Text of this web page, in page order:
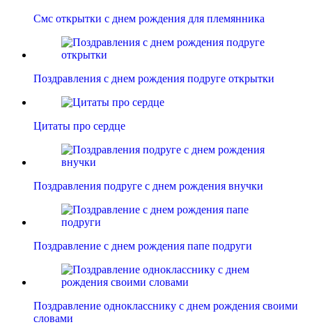
Смс открытки с днем рождения для племянника
Поздравления с днем рождения подруге открытки
Цитаты про сердце
Поздравления подруге с днем рождения внучки
Поздравление с днем рождения папе подруги
Поздравление однокласснику с днем рождения своими
словами